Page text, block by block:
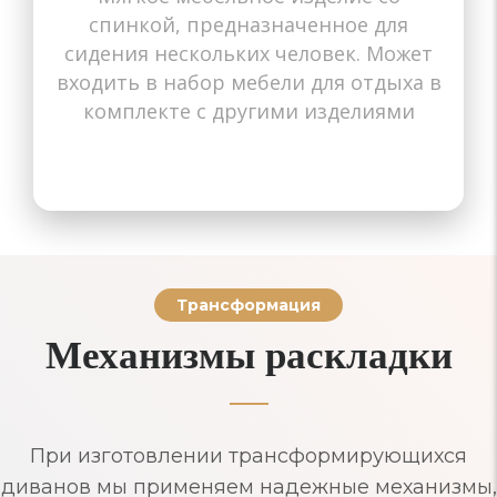
Для ресторанов
спинкой, предназначенное для
сидения нескольких человек. Может
входить в набор мебели для отдыха в
комплекте с другими изделиями
Кухонные
Для гостиной
Офисные
Для квартиры
Для маленьких квартир
Для кафе
В спальню
На балкон
Для детской
В прихожую
Для кабинета
Для дачи
Для ресторанов
Детские
Трансформация
Механизмы раскладки
При изготовлении трансформирующихся
диванов мы применяем надежные механизмы,